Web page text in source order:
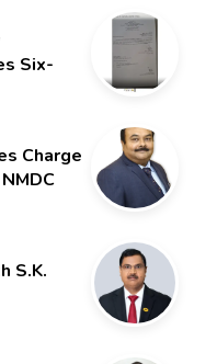
Six-
Charge
S.K.